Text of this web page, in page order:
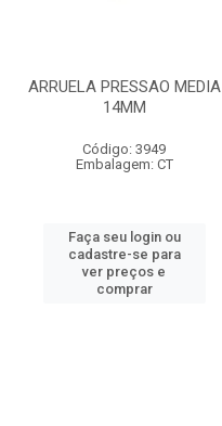
ARRUELA PRESSAO MEDIA
14MM
Código: 3949
Embalagem: CT
Faça seu login ou
cadastre-se para
ver preços e
comprar